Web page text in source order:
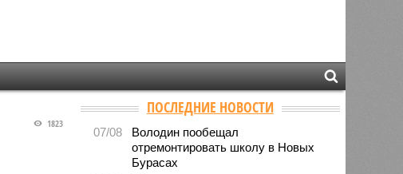
1823
ПОСЛЕДНИЕ НОВОСТИ
07/08
Володин пообещал
отремонтировать школу в Новых
Бурасах